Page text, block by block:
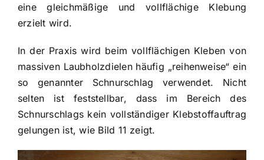
eine gleichmäßige und vollflächige Klebung
erzielt wird.
In der Praxis wird beim vollflächigen Kleben von
massiven Laubholzdielen häufig „reihenweise“ ein
so genannter Schnurschlag verwendet. Nicht
selten ist feststellbar, dass im Bereich des
Schnurschlags kein vollständiger Klebstoffauftrag
gelungen ist, wie Bild 11 zeigt.